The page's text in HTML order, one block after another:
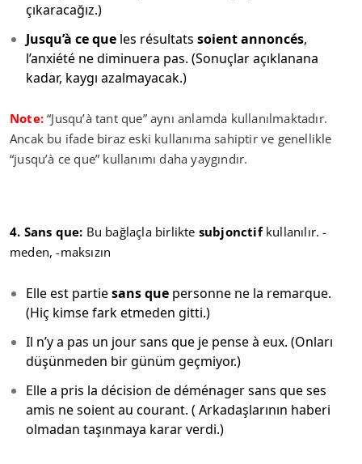
çıkaracağız.)
Jusqu’à ce que les résultats soient annoncés,
l’anxiété ne diminuera pas. (Sonuçlar açıklanana
kadar, kaygı azalmayacak.)
Note: “Jusqu’à tant que” aynı anlamda kullanılmaktadır.
Ancak bu ifade biraz eski kullanıma sahiptir ve genellikle
“jusqu’à ce que” kullanımı daha yaygındır.
4. Sans que: Bu bağlaçla birlikte subjonctifkullanılır. -
meden, -maksızın
Elle est partiesans que personne ne la remarque.
(Hiç kimse fark etmeden gitti.)
Il n’y a pas un jour sans que je pense à eux. (Onları
düşünmeden bir günüm geçmiyor.)
Elle a pris la décision de déménager sans que ses
amis ne soient au courant. ( Arkadaşlarının haberi
olmadan taşınmaya karar verdi.)